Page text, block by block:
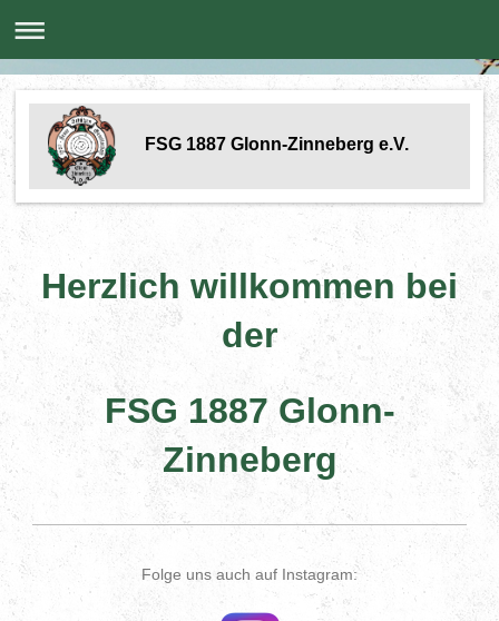
FSG 1887 Glonn-Zinneberg e.V.
Herzlich willkommen bei
der
FSG 1887 Glonn-
Zinneberg
Folge uns auch auf Instagram: